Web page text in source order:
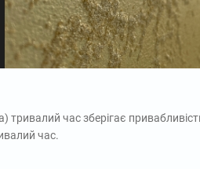
тривалий час зберігає
час.